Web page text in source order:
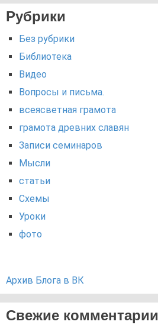
Рубрики
Без рубрики
Библиотека
Видео
Вопросы и письма.
всеясветная грамота
грамота древних славян
Записи семинаров
Мысли
статьи
Схемы
Уроки
фото
Архив Блога в ВК
Свежие комментарии